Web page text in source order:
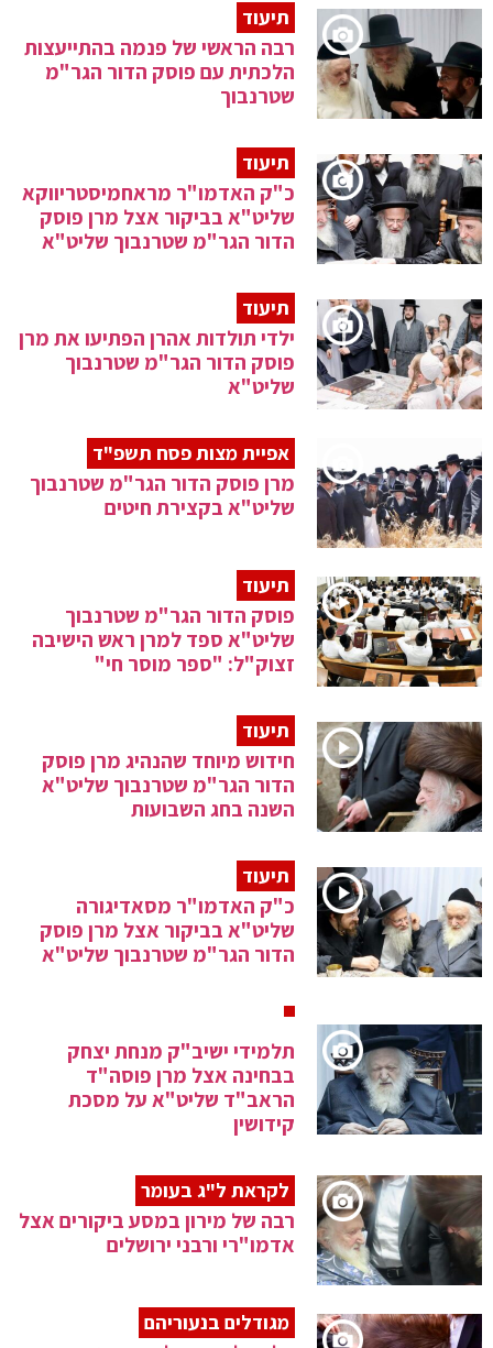
תיעוד
רבה הראשי של פנמה בהתייעצות
הלכתית עם פוסק הדור הגר"מ
שטרנבוך
תיעוד
כ"ק האדמו"ר מראחמיסטריווקא
שליט"א בביקור אצל מרן פוסק
הדור הגר"מ שטרנבוך שליט"א
תיעוד
ילדי תולדות אהרן הפתיעו את מרן
פוסק הדור הגר"מ שטרנבוך
שליט"א
אפיית מצות פסח תשפ"ד
מרן פוסק הדור הגר"מ שטרנבוך
שליט"א בקצירת חיטים
תיעוד
פוסק הדור הגר"מ שטרנבוך
שליט"א ספד למרן ראש הישיבה
זצוק"ל: "ספר מוסר חי"
תיעוד
חידוש מיוחד שהנהיג מרן פוסק
הדור הגר"מ שטרנבוך שליט"א
השנה בחג השבועות
תיעוד
כ"ק האדמו"ר מסאדיגורה
שליט"א בביקור אצל מרן פוסק
הדור הגר"מ שטרנבוך שליט"א
תלמידי ישיב"ק מנחת יצחק
בבחינה אצל מרן פוסה"ד
הראב"ד שליט"א על מסכת
קידושין
לקראת ל"ג בעומר
רבה של מירון במסע ביקורים אצל
אדמו"רי ורבני ירושלים
מגודלים בנעוריהם